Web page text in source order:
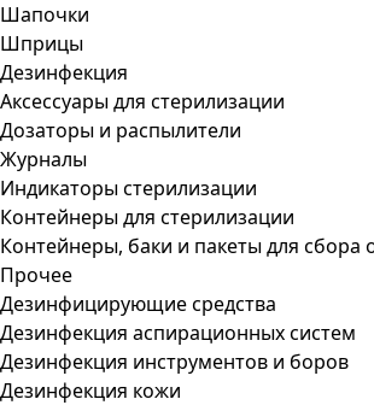
Шапочки
Шприцы
Дезинфекция
Аксессуары для стерилизации
Дозаторы и распылители
Журналы
Индикаторы стерилизации
Контейнеры для стерилизации
Контейнеры, баки и пакеты для сбора
Прочее
Дезинфицирующие средства
Дезинфекция аспирационных систем
Дезинфекция инструментов и боров
Дезинфекция кожи